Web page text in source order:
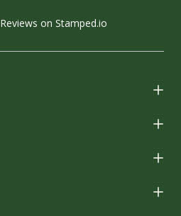
Reviews on Stamped.io